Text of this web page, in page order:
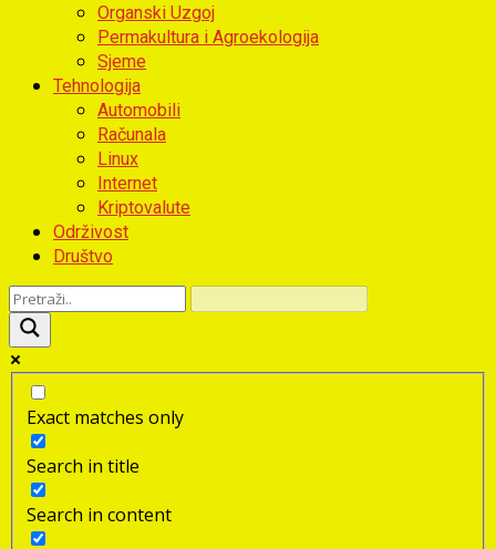
Organski Uzgoj
Permakultura i Agroekologija
Sjeme
Tehnologija
Automobili
Računala
Linux
Internet
Kriptovalute
Održivost
Društvo
Exact matches only
Search in title
Search in content